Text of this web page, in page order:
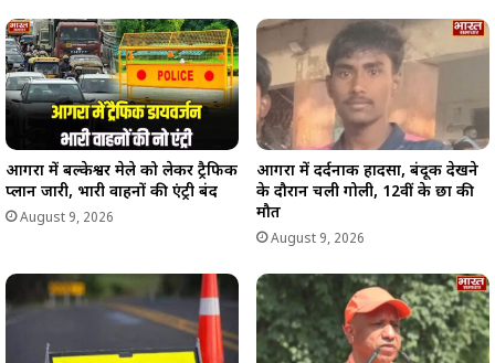
आगरा में बल्केश्वर मेले को लेकर ट्रैफिक
प्लान जारी, भारी वाहनों की एंट्री बंद
August 9, 2026
आगरा में दर्दनाक हादसा, बंदूक देखने
के दौरान चली गोली, 12वीं के छात्र की
मौत
August 9, 2026